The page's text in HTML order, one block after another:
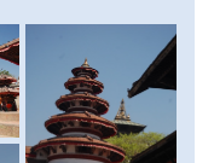
expedíciós
hiányzó kellékeit
egy kellemes
és tartjuk meg